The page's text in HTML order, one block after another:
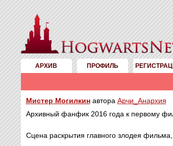
АРХИВ ПРОФИЛЬ
Мистер Могилкинавтора Арчи_Анархия
Архивный фанфик 2016 года к первому
Сцена раскрытия главного злодея